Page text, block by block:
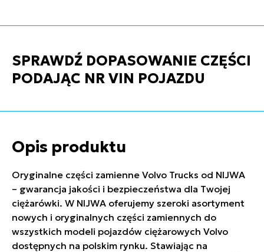
SPRAWDŹ DOPASOWANIE CZĘŚCI
PODAJĄC NR VIN POJAZDU
Opis produktu
Oryginalne części zamienne Volvo Trucks od NIJWA
– gwarancja jakości i bezpieczeństwa dla Twojej
ciężarówki. W NIJWA oferujemy szeroki asortyment
nowych i oryginalnych części zamiennych do
wszystkich modeli pojazdów ciężarowych Volvo
dostępnych na polskim rynku. Stawiając na